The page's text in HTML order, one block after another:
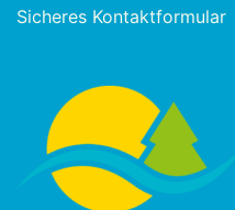
Sicheres Kontaktformular